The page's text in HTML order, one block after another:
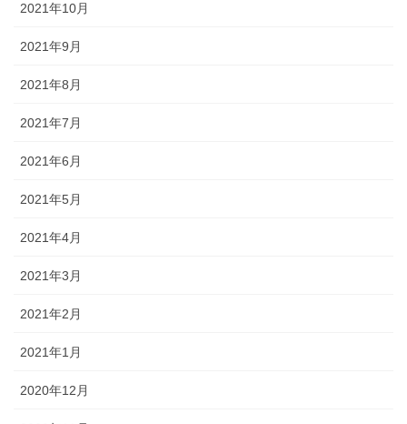
2021年10月
2021年9月
2021年8月
2021年7月
2021年6月
2021年5月
2021年4月
2021年3月
2021年2月
2021年1月
2020年12月